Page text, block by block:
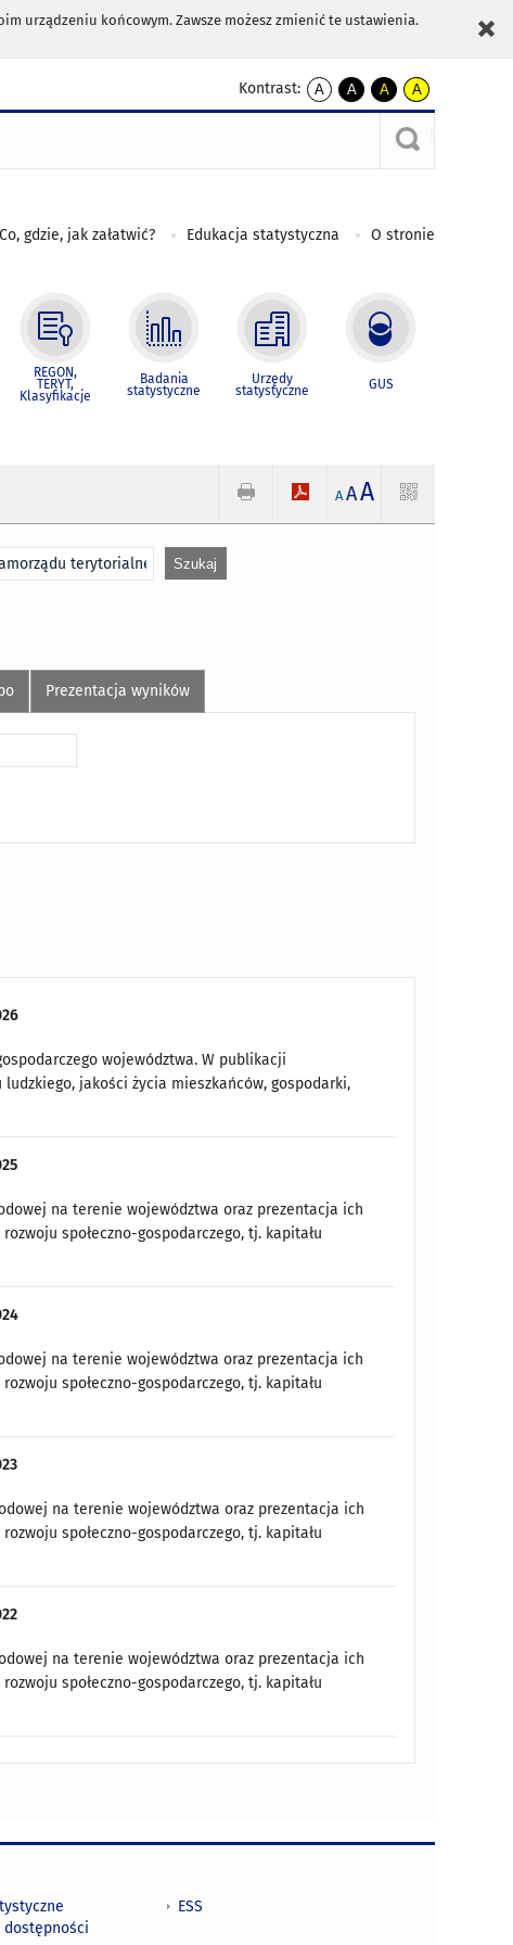
urządzeniu końcowym. Zawsze możesz zmienić te ustawienia.
Kontrast:
A
kontrast
A
kontrast
czarnym
A
kontrast
żółty
tekst
czarnym
A
kontrast
czarny
tekst
żółtym
Co, gdzie, jak załatwić? Edukacja statystyczna O stronie
REGON,
TERYT,
Klasyfikacje
Badania
statystyczne
Urzędy
statystyczne GUS
A AA
Prezentacja wyników
województwa. W publikacji
jakości życia mieszkańców, gospodarki,
na terenie województwa oraz prezentacja ich
społeczno-gospodarczego, tj. kapitału
na terenie województwa oraz prezentacja ich
społeczno-gospodarczego, tj. kapitału
na terenie województwa oraz prezentacja ich
społeczno-gospodarczego, tj. kapitału
na terenie województwa oraz prezentacja ich
społeczno-gospodarczego, tj. kapitału
dostępności
ESS